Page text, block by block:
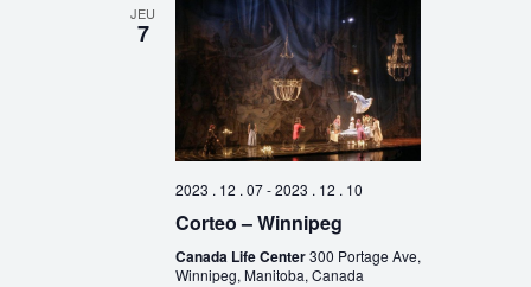
JEU
7
2023 . 12 . 07-2023 . 12 . 10
Corteo – Winnipeg
Canada Life Center300 Portage Ave,
Winnipeg, Manitoba, Canada